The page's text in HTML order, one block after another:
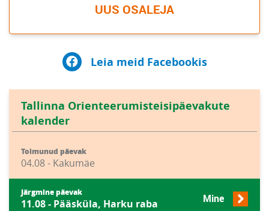
UUS OSALEJA
Leia meid Facebookis
Tallinna Orienteerumisteisipäevakute
kalender
Toimunud päevak
04.08 - Kakumäe
Järgmine päevak
11.08 - Pääsküla, Harku raba Mine